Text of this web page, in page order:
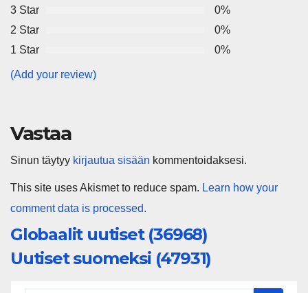
3 Star
0%
2 Star
0%
1 Star
0%
(Add your review)
Vastaa
Sinun täytyy kirjautua sisään kommentoidaksesi.
This site uses Akismet to reduce spam. Learn how your
comment data is processed.
Globaalit uutiset (36968)
Uutiset suomeksi (47931)